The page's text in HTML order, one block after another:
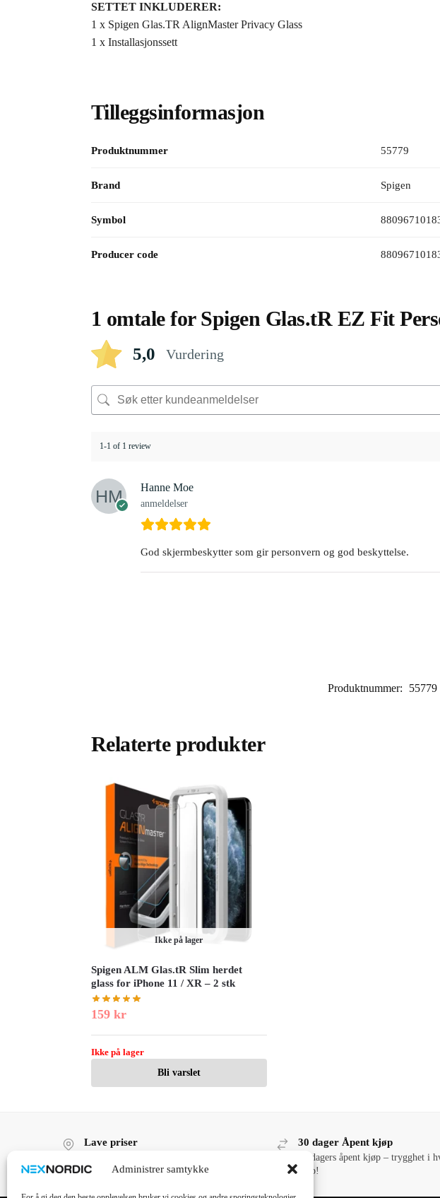
Administrer samtykke
SETTET INKLUDERER:
1 x Spigen Glas.TR AlignMaster Privacy Glass
1 x Installasjonssett
Tilleggsinformasjon
Produktnummer 55779
Brand Spigen
Symbol
Producer code
1 omtale for Spigen Glas.tR EZ Fit
5,0 Vurdering
1-1 of 1 review
Hanne Moe
anmeldelser
God skjermbeskytter som gir personvern og god beskyttelse.
Produktnummer: 55779
Relaterte produkter
Ikke på lager
Spigen ALM Glas.tR Slim herdet
glass for iPhone 11 / XR – 2 stk
159 kr
Ikke på lager
Bli varslet
Lave priser 30 dager Åpent kjøp
30 dagers åpent kjøp – trygghet i
kjøp!